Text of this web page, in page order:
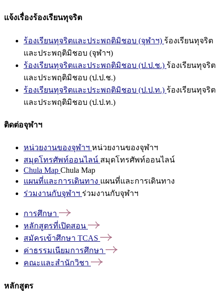
แจ้งเรื่องร้องเรียนทุจริต
ร้องเรียนทุจริตและประพฤติมิชอบ (จุฬาฯ) ร้องเรียนทุจริต
และประพฤติมิชอบ (จุฬาฯ)
ร้องเรียนทุจริตและประพฤติมิชอบ (ป.ป.ช.) ร้องเรียนทุจริต
และประพฤติมิชอบ (ป.ป.ช.)
ร้องเรียนทุจริตและประพฤติมิชอบ (ป.ป.ท.) ร้องเรียนทุจริต
และประพฤติมิชอบ (ป.ป.ท.)
ติดต่อจุฬาฯ
หน่วยงานของจุฬาฯ หน่วยงานของจุฬาฯ
สมุดโทรศัพท์ออนไลน์ สมุดโทรศัพท์ออนไลน์
Chula Map Chula Map
แผนที่และการเดินทาง แผนที่และการเดินทาง
ร่วมงานกับจุฬาฯ ร่วมงานกับจุฬาฯ
การศึกษา
หลักสูตรที่เปิดสอน
สมัครเข้าศึกษา TCAS
ค่าธรรมเนียมการศึกษา
คณะและสำนักวิชา
หลักสูตร